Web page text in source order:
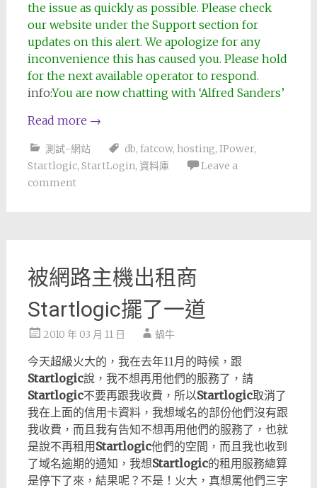
the issue as quickly as possible. Please check
our website under the Support section for
updates on this alert. We apologize for any
inconvenience this has caused you. Please hold
for the next available operator to respond.
info:You are now chatting with ‘Alfred Sanders’
Read more →
測試-網站 db, fatcow, hosting, IPower,
Startlogic, StartLogin, 資料庫
Leave a
comment
被網路主機出租商
Startlogic擺了一道
2010 年 03 月 11 日 蝸牛
今天超級火大的，我在去年11月的時候，跟
Startlogic說，我不想再用他們的服務了，請
Startlogic不要再跟我收費，所以Startlogic取消了
我在上面的信用卡資料，我想域名的部份他們沒有跟
我收費，而且我有告知不想再用他們的服務了，也就
是說不再租用 Startlogic他們的空間，而且我也收到
了域名逾期的通知，我想Startlogic的租用服務總算
是停下了來，結果呢？不是！火大，真想罵他們三字